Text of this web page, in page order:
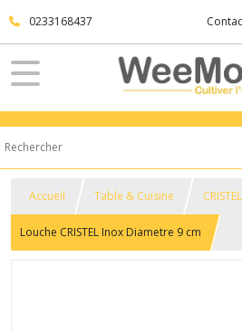
0233168437
Accueil Table & Cuisine CRISTEL
Louche CRISTEL Inox Diametre 9 cm